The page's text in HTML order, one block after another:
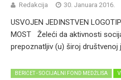
Redakcija 30. Januara 2016.
USVOJEN JEDINSTVEN
MOST Želeći da aktivnosti
prepoznatljiv (u) široj društvenoj
BERIĆET - SOCIJALNI FOND MEDŽLISA